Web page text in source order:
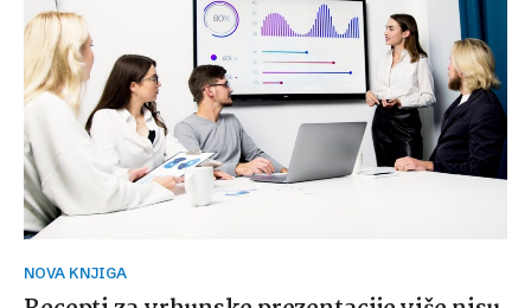
NOVA KNJIGA